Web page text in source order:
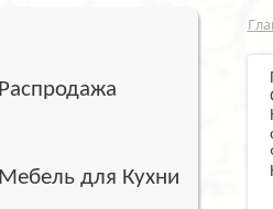
Распродажа
Мебель для Кухни